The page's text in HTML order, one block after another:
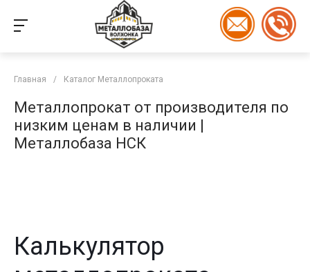
Главная / Каталог Металлопроката
Металлопрокат от производителя по
низким ценам в наличии |
Металлобаза НСК
Калькулятор